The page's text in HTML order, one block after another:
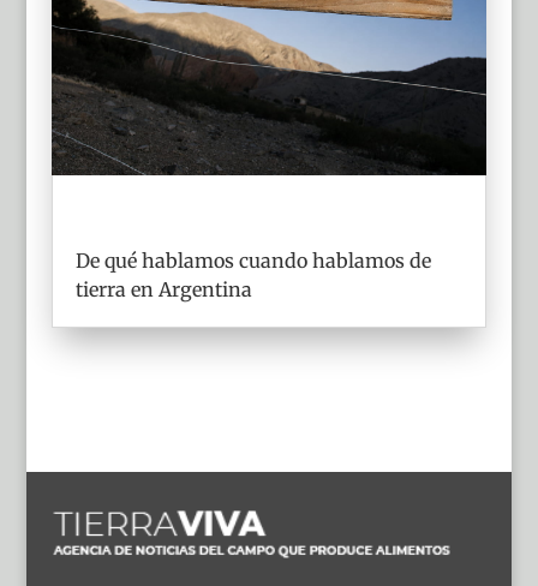
De qué hablamos cuando hablamos de
tierra en Argentina